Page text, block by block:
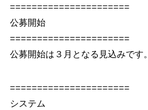
======================
公募開始
======================
公募開始は３月となる見込みです。
======================
システム